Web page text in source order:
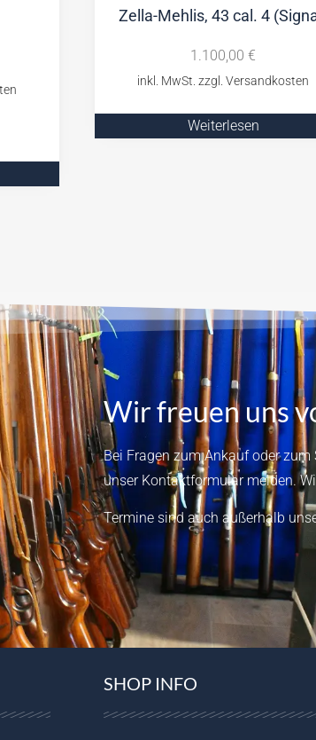
Zella-Mehlis, 43 cal. 4
1.100,00 €
Weiterlesen
Wir freuen uns
Bei Fragen zum Ankauf oder
unser Kontaktformularmelden.
Termine sind auch außerhalb
SHOP INFO